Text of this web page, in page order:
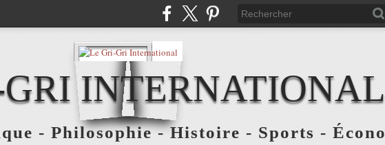
INTERNATIONAL
- Philosophie - Histoire - Sports -